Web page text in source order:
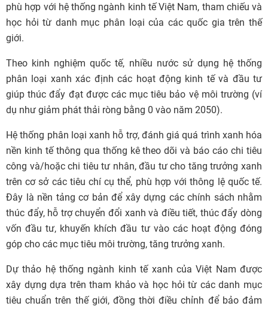
phù hợp với hệ thống ngành kinh tế Việt Nam, tham chiếu và
học hỏi từ danh mục phân loại của các quốc gia trên thế
giới.
Theo kinh nghiệm quốc tế, nhiều nước sử dụng hệ thống
phân loại xanh xác định các hoạt động kinh tế và đầu tư
giúp thúc đẩy đạt được các mục tiêu bảo vệ môi trường (ví
dụ như giảm phát thải ròng bằng 0 vào năm 2050).
Hệ thống phân loại xanh hỗ trợ, đánh giá quá trình xanh hóa
nền kinh tế thông qua thống kê theo dõi và báo cáo chi tiêu
công và/hoặc chi tiêu tư nhân, đầu tư cho tăng trưởng xanh
trên cơ sở các tiêu chí cụ thể, phù hợp với thông lệ quốc tế.
Đây là nền tảng cơ bản để xây dựng các chính sách nhằm
thúc đẩy, hỗ trợ chuyển đổi xanh và điều tiết, thúc đẩy dòng
vốn đầu tư, khuyến khích đầu tư vào các hoạt động đóng
góp cho các mục tiêu môi trường, tăng trưởng xanh.
Dự thảo hệ thống ngành kinh tế xanh của Việt Nam được
xây dựng dựa trên tham khảo và học hỏi từ các danh mục
tiêu chuẩn trên thế giới, đồng thời điều chỉnh để bảo đảm